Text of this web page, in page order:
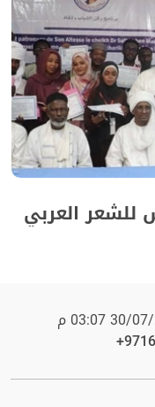
للشعر العربي
03:07 م